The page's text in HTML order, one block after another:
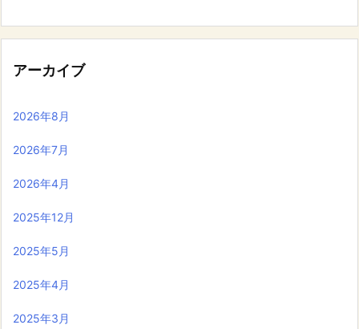
アーカイブ
2026年8月
2026年7月
2026年4月
2025年12月
2025年5月
2025年4月
2025年3月